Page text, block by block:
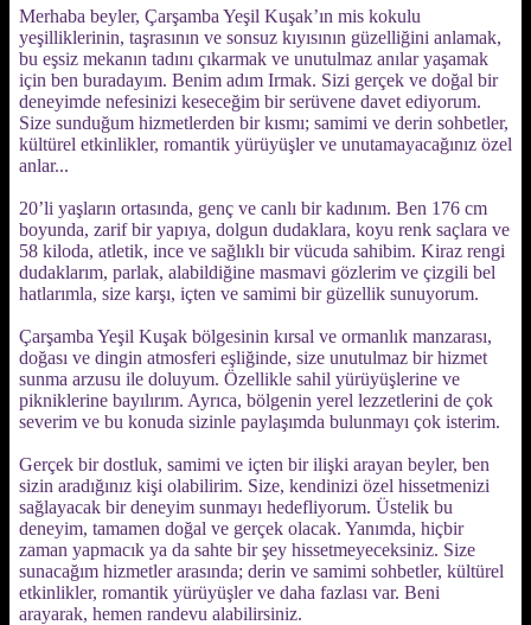
Merhaba beyler, Çarşamba Yeşil Kuşak’ın mis kokulu
yeşilliklerinin, taşrasının ve sonsuz kıyısının güzelliğini anlamak,
bu eşsiz mekanın tadını çıkarmak ve unutulmaz anılar yaşamak
için ben buradayım. Benim adım Irmak. Sizi gerçek ve doğal bir
deneyimde nefesinizi keseceğim bir serüvene davet ediyorum.
Size sunduğum hizmetlerden bir kısmı; samimi ve derin sohbetler,
kültürel etkinlikler, romantik yürüyüşler ve unutamayacağınız özel
anlar...
20’li yaşların ortasında, genç ve canlı bir kadınım. Ben 176 cm
boyunda, zarif bir yapıya, dolgun dudaklara, koyu renk saçlara ve
58 kiloda, atletik, ince ve sağlıklı bir vücuda sahibim. Kiraz rengi
dudaklarım, parlak, alabildiğine masmavi gözlerim ve çizgili bel
hatlarımla, size karşı, içten ve samimi bir güzellik sunuyorum.
Çarşamba Yeşil Kuşak bölgesinin kırsal ve ormanlık manzarası,
doğası ve dingin atmosferi eşliğinde, size unutulmaz bir hizmet
sunma arzusu ile doluyum. Özellikle sahil yürüyüşlerine ve
pikniklerine bayılırım. Ayrıca, bölgenin yerel lezzetlerini de çok
severim ve bu konuda sizinle paylaşımda bulunmayı çok isterim.
Gerçek bir dostluk, samimi ve içten bir ilişki arayan beyler, ben
sizin aradığınız kişi olabilirim. Size, kendinizi özel hissetmenizi
sağlayacak bir deneyim sunmayı hedefliyorum. Üstelik bu
deneyim, tamamen doğal ve gerçek olacak. Yanımda, hiçbir
zaman yapmacık ya da sahte bir şey hissetmeyeceksiniz. Size
sunacağım hizmetler arasında; derin ve samimi sohbetler, kültürel
etkinlikler, romantik yürüyüşler ve daha fazlası var. Beni
arayarak, hemen randevu alabilirsiniz.